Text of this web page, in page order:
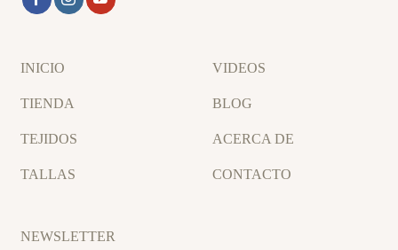
INICIO
TIENDA
TEJIDOS
TALLAS
VIDEOS
BLOG
ACERCA DE
CONTACTO
NEWSLETTER